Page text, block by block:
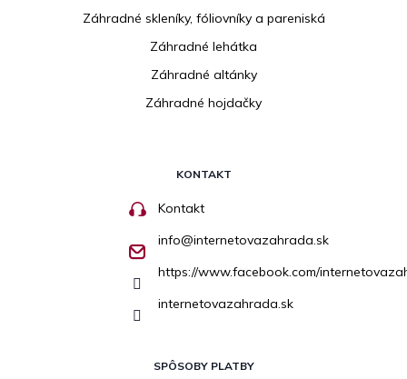
Záhradné skleníky, fóliovníky a pareniská
Záhradné lehátka
Záhradné altánky
Záhradné hojdačky
KONTAKT
Kontakt
info@internetovazahrada.sk
https://www.facebook.com/
internetovazahrada.sk
SPÔSOBY PLATBY